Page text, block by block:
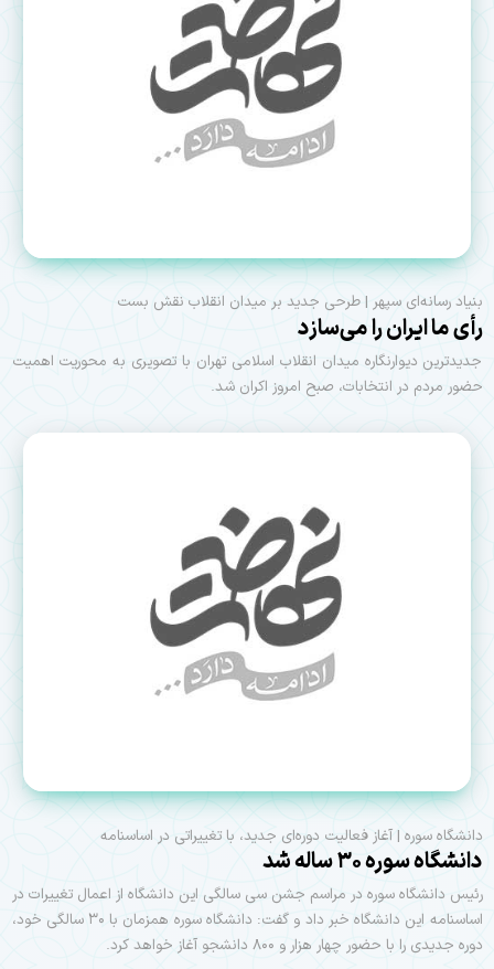
بنیاد رسانه‌ای سپهر | طرحی جدید بر میدان انقلاب نقش بست
رأی ما ایران را می‌سازد
جدیدترین دیوارنگاره میدان انقلاب اسلامی تهران با تصویری به محوریت اهمیت
حضور مردم در انتخابات، صبح امروز اکران شد.
دانشگاه سوره | آغاز فعالیت دوره‌ای جدید، با تغییراتی در اساسنامه
دانشگاه سوره ۳۰ ساله شد
رئیس دانشگاه سوره در مراسم جشن سی سالگی این دانشگاه از اعمال تغییرات در
اساسنامه این دانشگاه خبر داد و گفت: دانشگاه سوره همزمان با ۳۰ سالگی خود،
دوره جدیدی را با حضور چهار هزار و ۸۰۰ دانشجو آغاز خواهد کرد.